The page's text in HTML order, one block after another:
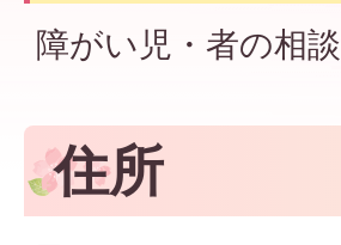
障がい児・者の相談
住所